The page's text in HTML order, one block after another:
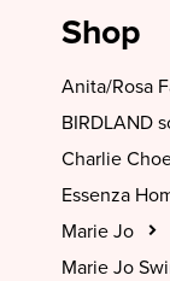
Shop
Anita/Rosa
BIRDLAND
Charlie
Essenza
Marie Jo
Marie Jo